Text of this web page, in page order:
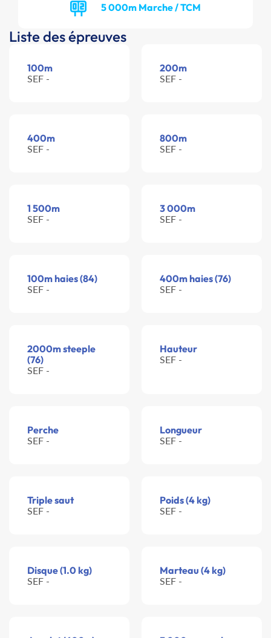
5 000m Marche / TCM
Liste des épreuves
100m
SEF -
200m
SEF -
400m
SEF -
800m
SEF -
1 500m
SEF -
3 000m
SEF -
100m haies (84)
SEF -
400m haies (76)
SEF -
2000m steeple
(76)
SEF -
Hauteur
SEF -
Perche
SEF -
Longueur
SEF -
Triple saut
SEF -
Poids (4 kg)
SEF -
Disque (1.0 kg)
SEF -
Marteau (4 kg)
SEF -